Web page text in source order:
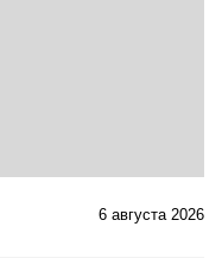
6 августа 2026